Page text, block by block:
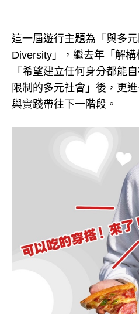
這一屆遊行主題為「與多
Diversity」，繼去年「解
「希望建立任何身分都能
限制的多元社會」後，更
與實踐帶往下一階段。